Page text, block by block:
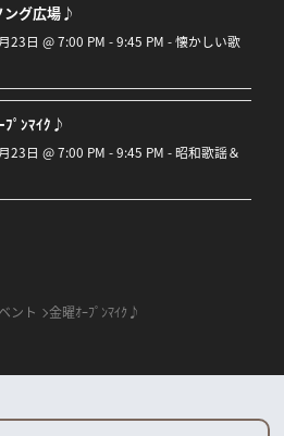
ング広場♪
23日 @ 7:00 PM - 9:45 PM - 懐かしい歌
ﾌﾟﾝﾏｲｸ♪
23日 @ 7:00 PM - 9:45 PM - 昭和歌謡＆
ント 金曜ｵｰﾌﾟﾝﾏｲｸ♪